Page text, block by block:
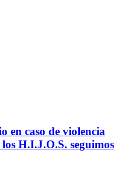
en caso de violencia
H.I.J.O.S. seguimos